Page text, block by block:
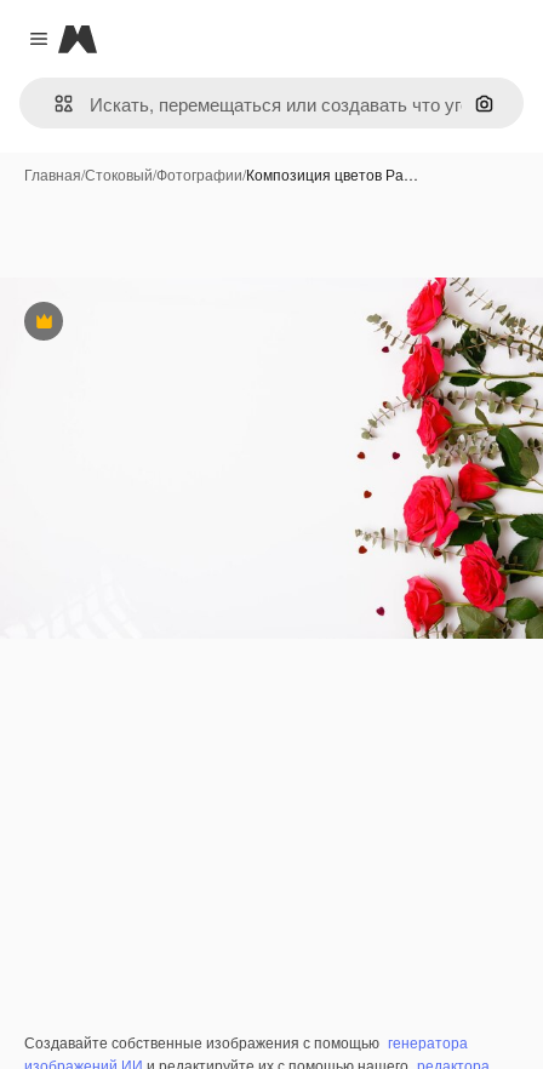
Close menu
Magnific
Поиск
Главная/Стоковый/Фотографии/Композиция цветов Ра…
Премиум
Создавайте собственные изображения с помощью генератора
изображений ИИ и редактируйте их с помощью нашего редактора